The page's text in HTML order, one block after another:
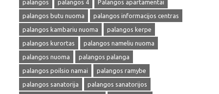
palangos
palangos 4
Palangos apartamentai
palangos butu nuoma
palangos informacijos centras
palangos kambariu nuoma
palangos kerpe
palangos kurortas
palangos nameliu nuoma
palangos nuoma
palangos palanga
palangos poilsio namai
palangos ramybe
palangos sanatorija
palangos sanatorijos